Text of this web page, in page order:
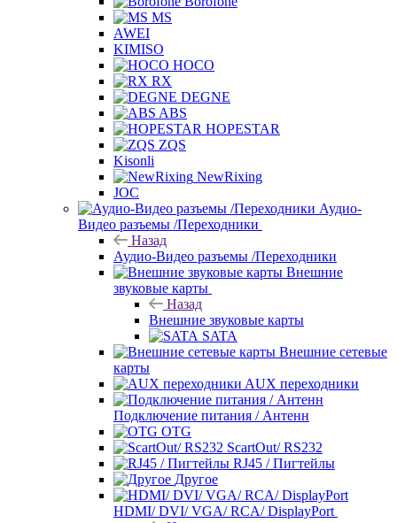
MS
AWEI
KIMISO
HOCO
RX
DEGNE
ABS
HOPESTAR
ZQS
Kisonli
NewRixing
JOC
Аудио-
Видео разъемы /Переходники
Назад
Аудио-Видео разъемы /Переходники
Внешние
звуковые карты
Назад
Внешние звуковые карты
SATA
Внешние сетевые
карты
AUX переходники
Подключение питания / Антенн
OTG
ScartOut/ RS232
RJ45 / Пигтейлы
Другое
HDMI/ DVI/ VGA/ RCA/ DisplayPort